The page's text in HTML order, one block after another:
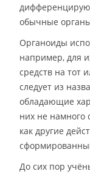
обычные
Органоиды
например, для
средств на тот
следует из
обладающие
них не намного
как другие
До сих пор